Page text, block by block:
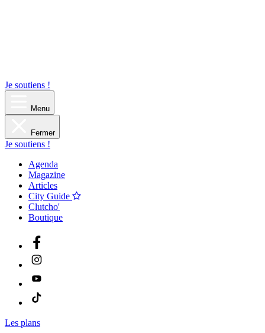
Je soutiens !
Menu
Fermer
Je soutiens !
Agenda
Magazine
Articles
City Guide
Clutcho'
Boutique
Les plans